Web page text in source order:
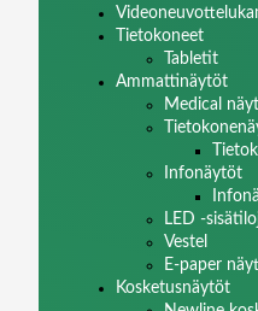
Tietokoneet
Tabletit
Ammattinäytöt
Medical
Infonäytöt
LED -
Vestel
E-paper
Kosketusnäytöt